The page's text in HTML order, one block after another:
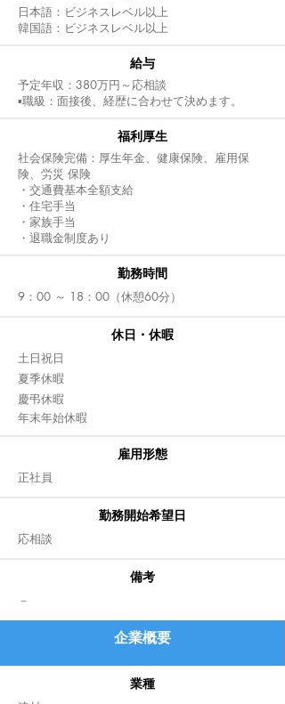
日本語：ビジネスレベル以上
韓国語：ビジネスレベル以上
給与
予定年収：380万円～応相談
▪職級：面接後、経歴に合わせて決めます。
福利厚生
社会保険完備：厚生年金、健康保険、雇用保
険、労災 保険
・交通費基本全額支給
・住宅手当
・家族手当
・退職金制度あり
​勤務時間
9：00 ～ 18：00（休憩60分）
休日・休暇
土日祝日
夏季休暇
慶弔休暇
年末年始休暇
雇用形態
正社員
勤務開始希望日
応相談
備考
－
企業概要
業種